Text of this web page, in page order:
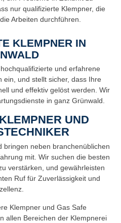
nur qualifizierte Klempner, die
Arbeiten durchführen.
KLEMPNER IN
und erfahrene
ein, und stellt sicher, dass Ihre
und effektiv gelöst werden. Wir
in ganz Grünwald.
UND
bringen neben branchenüblichen
mit. Wir suchen die besten
verstärken, und gewährleisten
Ruf für Zuverlässigkeit und
Klempner und Gas Safe
allen Bereichen der Klempnerei